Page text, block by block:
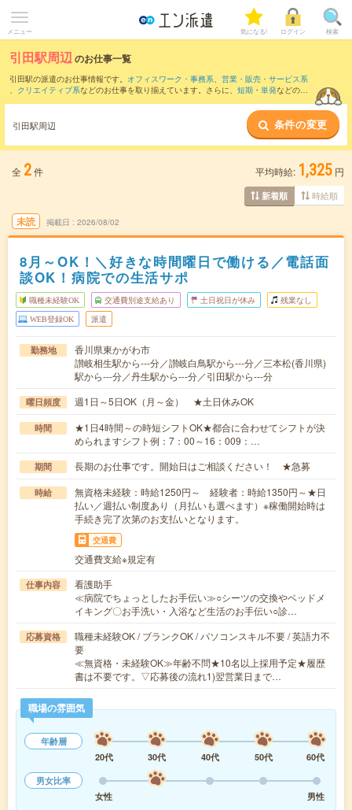
メニュー 気になる! ログイン 検索
引田駅周辺のお仕事一覧
引田駅の派遣のお仕事情報です。 オフィスワーク・事務系、 営業・販売・サービス系
、 クリエイティブ系などのお仕事を取り揃えています。さらに、 短期 ・ 単発などの期
また、丹生駅 阿波大宮駅など近隣駅の
お仕事もご確認いただけます。
引田駅周辺 条件の変更
全 2件 平均時給: 1,325 円
新着順 時給順
未読 掲載日 2026/08/02
8月～OK！＼好きな時間曜日で働ける／電話面
談OK！病院での生活サポ
職種未経験OK 交通費別途支給あり 土日祝日が休み 残業なし
WEB登録OK 派遣
勤務地
香川県東かがわ市
讃岐相生駅から---分／讃岐白鳥駅から---分／三本松(香川県)
駅から---分／丹生駅から---分／引田駅から---分
曜日頻度 週1日～5日OK（月～金） ★土日休みOK
時間
★1日4時間～の時短シフトOK★都合に合わせてシフトが決
められますシフト例：7：00～16：009：…
期間 長期のお仕事です。開始日はご相談ください！ ★急募
時給
無資格未経験：時給1250円～ 経験者：時給1350円～★日
払い／週払い制度あり（月払いも選べます）※稼働開始時は
手続き完了次第のお支払いとなります。
交通費
交通費支給※規定有
仕事内容
看護助手
≪病院でちょっとしたお手伝い≫○シーツの交換やベッドメ
イキング〇お手洗い・入浴など生活のお手伝い○診…
応募資格
職種未経験OK / ブランクOK / パソコンスキル不要 / 英語力不
要
≪無資格・未経験OK≫年齢不問★10名以上採用予定★履歴
書は不要です。▽応募後の流れ1)翌営業日まで…
職場の雰囲気
年齢層
20代
30代 40代 50代
60代
男女比率
女性
男性